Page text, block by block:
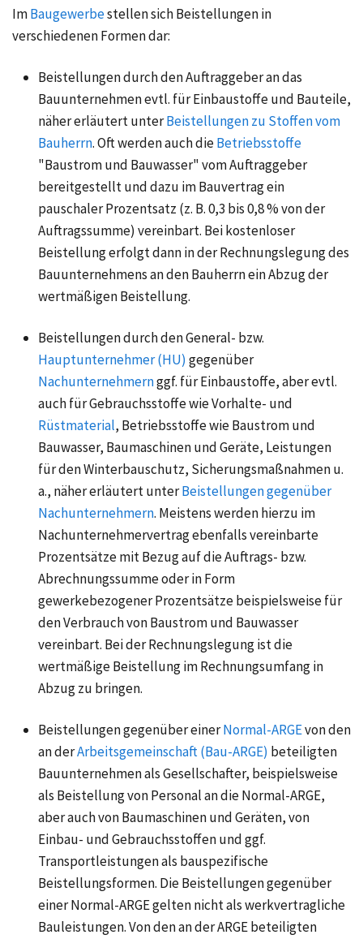
ImBaugewerbestellen sich Beistellungen in
verschiedenen Formen dar:
Beistellungen durch den Auftraggeber an das
Bauunternehmen evtl. fürEinbaustoffeund Bauteile,
näher erläutert unterBeistellungen zu Stoffen vom
Bauherrn. Oft werden auch dieBetriebsstoffe
"Baustrom und Bauwasser" vom Auftraggeber
bereitgestellt und dazu im Bauvertrag ein
pauschaler Prozentsatz (z. B. 0,3 bis 0,8 % von der
Auftragssumme) vereinbart. Bei kostenloser
Beistellung erfolgt dann in der Rechnungslegung des
Bauunternehmens an den Bauherrn ein Abzug der
wertmäßigen Beistellung.
Beistellungen durch den General- bzw.
Hauptunternehmer (HU) gegenüber
Nachunternehmernggf. für Einbaustoffe, aber evtl.
auch für Gebrauchsstoffe wie Vorhalte- und
Rüstmaterial, Betriebsstoffe wie Baustrom und
Bauwasser, Baumaschinen und Geräte, Leistungen
für den Winterbauschutz, Sicherungsmaßnahmen u.
a., näher erläutert unterBeistellungen gegenüber
Nachunternehmern. Meistens werden hierzu im
Nachunternehmervertrag ebenfalls vereinbarte
Prozentsätze mit Bezug auf die Auftrags- bzw.
Abrechnungssumme oder in Form
gewerkebezogener Prozentsätze beispielsweise für
den Verbrauch von Baustrom und Bauwasser
vereinbart. Bei der Rechnungslegung ist die
wertmäßige Beistellung im Rechnungsumfang in
Abzug zu bringen.
Beistellungen gegenüber einerNormal-ARGEvon den
an derArbeitsgemeinschaft (Bau-ARGE) beteiligten
Bauunternehmen als Gesellschafter, beispielsweise
als Beistellung von Personal an die Normal-ARGE,
aber auch von Baumaschinen und Geräten, von
Einbau- und Gebrauchsstoffen und ggf.
Transportleistungen als bauspezifische
Beistellungsformen. Die Beistellungen gegenüber
einer Normal-ARGE gelten nicht als werkvertragliche
Bauleistungen. Von den an der ARGE beteiligten